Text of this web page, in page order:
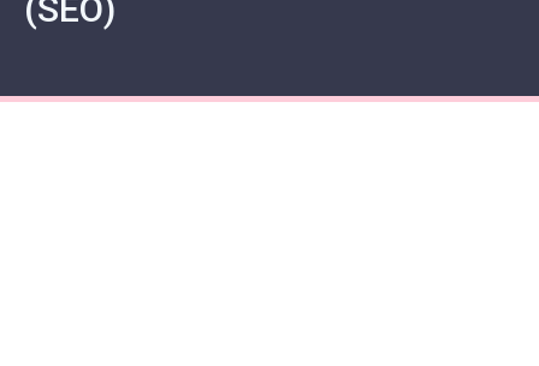
(SEO)